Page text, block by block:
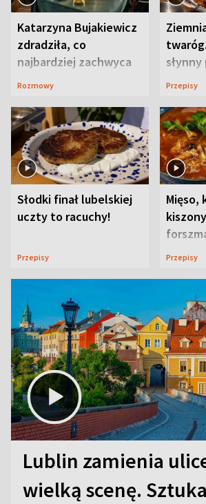
Katarzyna Bujakiewicz
zdradziła, co
najbardziej zachwyca
ją w Lublinie
Rozmowy Przepisy
Słodki finał lubelskiej
uczty to racuchy!
Przepisy
Mięso,
uczta
Przepisy
Lublin zamienia
wielką scenę.